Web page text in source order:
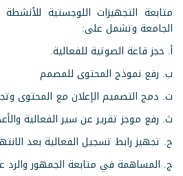
متابعة التجهيزات اللوجستية
الجامعة وتشمل على:
أ. حجز قاعة الصوتية للفعالية.
ب. رفع نموذج المحتوى للمصمم
ت. دمج التصميم الإعلان مع المحتوى
ث. رفع موجز تقرير عن سير الفعالية
ح. تجهيز رابط تسجيل الفعالية بعد
ج. المساهمة في متابعة الجمهور